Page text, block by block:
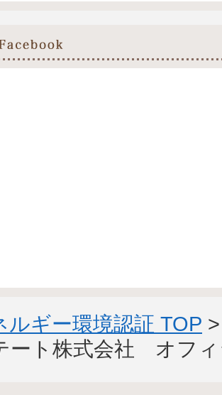
ルギー環境認証 TOP
ート株式会社 オフ